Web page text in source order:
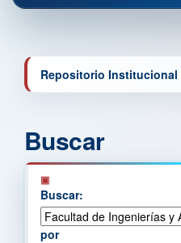
Repositorio Institucional
Buscar
Buscar:
por